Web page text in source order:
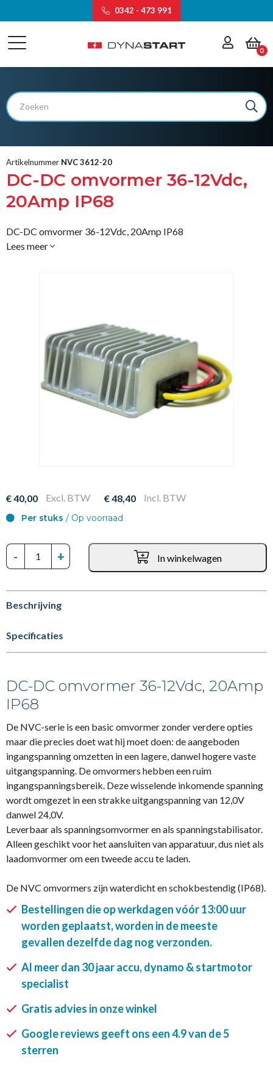
0342 - 473 991
0
Artikelnummer NVC 3612-20
DC-DC omvormer 36-12Vdc,
20Amp IP68
DC-DC omvormer 36-12Vdc, 20Amp IP68
Lees meer
€ 40,00 Excl. BTW € 48,40 Incl. BTW
Per stuks / Op voorraad
- + In winkelwagen
Beschrijving
Specificaties
DC-DC omvormer 36-12Vdc, 20Amp
IP68
De NVC-serie is een basic omvormer zonder verdere opties
maar die precies doet wat hij moet doen: de aangeboden
ingangspanning omzetten in een lagere, danwel hogere vaste
uitgangspanning. De omvormers hebben een ruim
ingangspanningsbereik. Deze wisselende inkomende spanning
wordt omgezet in een strakke uitgangspanning van 12,0V
danwel 24,0V.
Leverbaar als spanningsomvormer en als spanningstabilisator.
Alleen geschikt voor het aansluiten van apparatuur, dus niet als
laadomvormer om een tweede accu te laden.
De NVC omvormers zijn waterdicht en schokbestendig (IP68).
Bestellingen die op werkdagen vóór 13:00 uur
worden geplaatst, worden in de meeste
gevallen dezelfde dag nog verzonden.
Al meer dan 30 jaar accu, dynamo & startmotor
specialist
Gratis advies in onze winkel
Google reviews geeft ons een 4.9 van de 5
sterren